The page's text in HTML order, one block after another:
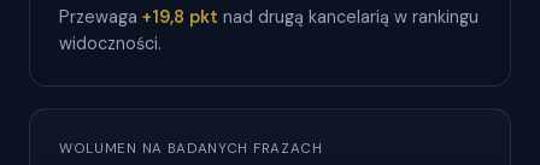
Przewaga +19,8 pkt nad drugą kancelarią w rankingu
widoczności.
WOLUMEN NA BADANYCH FRAZACH